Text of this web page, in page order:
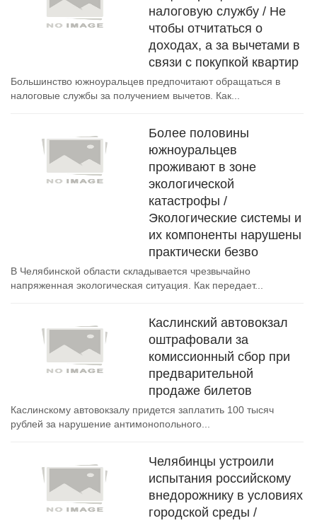
налоговую службу / Не
чтобы отчитаться о
доходах, а за вычетами в
связи с покупкой квартир
Большинство южноуральцев предпочитают обращаться в
налоговые службы за получением вычетов. Как...
Более половины
южноуральцев
проживают в зоне
экологической
катастрофы /
Экологические системы и
их компоненты нарушены
практически безво
В Челябинской области складывается чрезвычайно
напряженная экологическая ситуация. Как передает...
Каслинский автовокзал
оштрафовали за
комиссионный сбор при
предварительной
продаже билетов
Каслинскому автовокзалу придется заплатить 100 тысяч
рублей за нарушение антимонопольного...
Челябинцы устроили
испытания российскому
внедорожнику в условиях
городской среды /